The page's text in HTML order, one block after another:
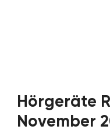
Hörgeräte
November